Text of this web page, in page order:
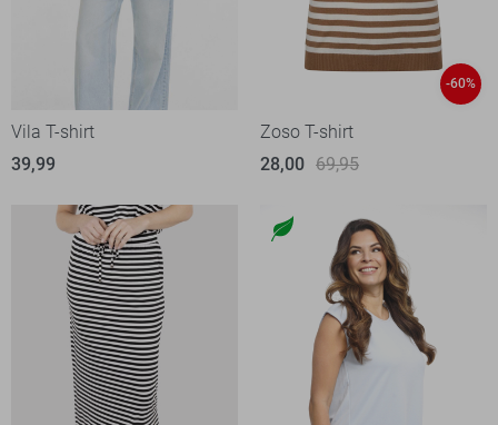
Vila T-shirt
39,99
-60%
Zoso T-shirt
28,00 69,95